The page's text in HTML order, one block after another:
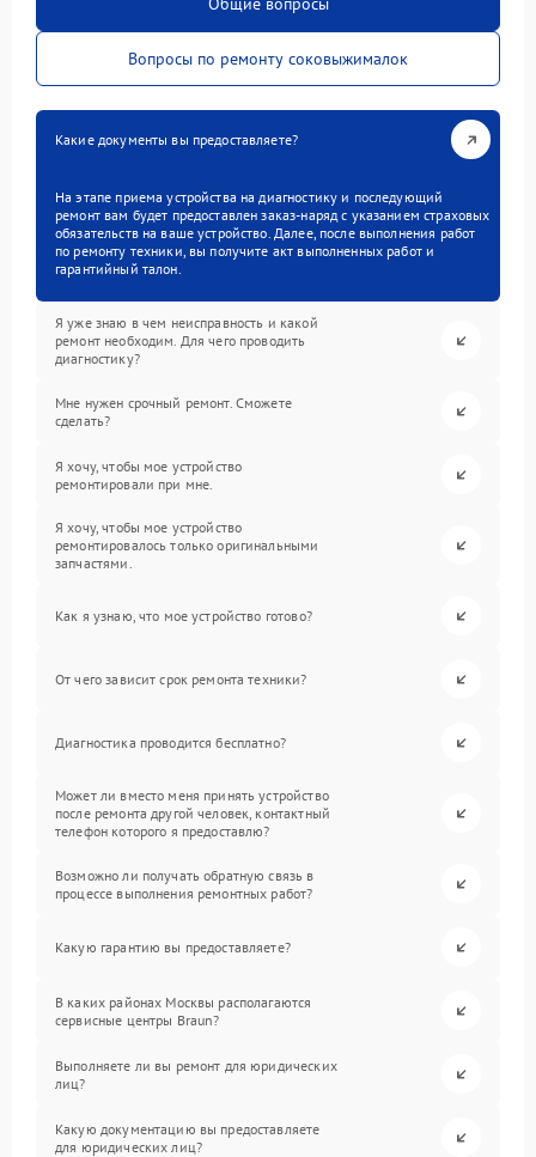
Вопросы по ремонту соковыжималок
Какие документы вы предоставляете?
На этапе приема устройства на диагностику и последующий
ремонт вам будет предоставлен заказ-наряд с указанием страховых
обязательств на ваше устройство. Далее, после выполнения работ
по ремонту техники, вы получите акт выполненных работ и
гарантийный талон.
Я уже знаю в чем неисправность и какой
ремонт необходим. Для чего проводить
диагностику?
Мне нужен срочный ремонт. Сможете
сделать?
Я хочу, чтобы мое устройство
ремонтировали при мне.
Я хочу, чтобы мое устройство
ремонтировалось только оригинальными
запчастями.
Как я узнаю, что мое устройство готово?
От чего зависит срок ремонта техники?
Диагностика проводится бесплатно?
Может ли вместо меня принять устройство
после ремонта другой человек, контактный
телефон которого я предоставлю?
Возможно ли получать обратную связь в
процессе выполнения ремонтных работ?
Какую гарантию вы предоставляете?
В каких районах Москвы располагаются
сервисные центры Braun?
Выполняете ли вы ремонт для юридических
лиц?
Какую документацию вы предоставляете
для юридических лиц?